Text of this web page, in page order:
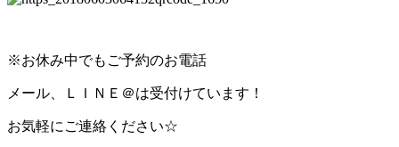
※お休み中でもご予約のお電話
メール、ＬＩＮＥ＠は受付けています！
お気軽にご連絡ください☆